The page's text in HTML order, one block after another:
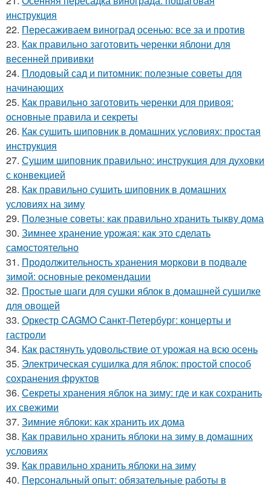
инструкция
22. Пересаживаем виноград осенью: все за и против
23. Как правильно заготовить черенки яблони для
весенней прививки
24. Плодовый сад и питомник: полезные советы для
начинающих
25. Как правильно заготовить черенки для привоя:
основные правила и секреты
26. Как сушить шиповник в домашних условиях: простая
инструкция
27. Сушим шиповник правильно: инструкция для духовки
с конвекцией
28. Как правильно сушить шиповник в домашних
условиях на зиму
29. Полезные советы: как правильно хранить тыкву дома
30. Зимнее хранение урожая: как это сделать
самостоятельно
31. Продолжительность хранения моркови в подвале
зимой: основные рекомендации
32. Простые шаги для сушки яблок в домашней сушилке
для овощей
33. Оркестр CAGMO Санкт-Петербург: концерты и
гастроли
34. Как растянуть удовольствие от урожая на всю осень
35. Электрическая сушилка для яблок: простой способ
сохранения фруктов
36. Секреты хранения яблок на зиму: где и как сохранить
их свежими
37. Зимние яблоки: как хранить их дома
38. Как правильно хранить яблоки на зиму в домашних
условиях
39. Как правильно хранить яблоки на зиму
40. Персональный опыт: обязательные работы в